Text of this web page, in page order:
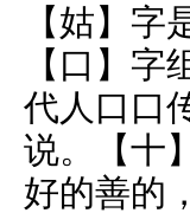
【姑】
【口】
代人口口
说。【十
好的善的